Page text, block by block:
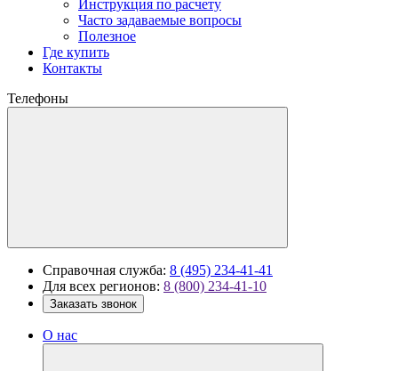
Инструкция по расчету
Часто задаваемые вопросы
Полезное
Где купить
Контакты
Телефоны
Справочная служба: 8 (495) 234-41-41
Для всех регионов: 8 (800) 234-41-10
Заказать звонок
О нас